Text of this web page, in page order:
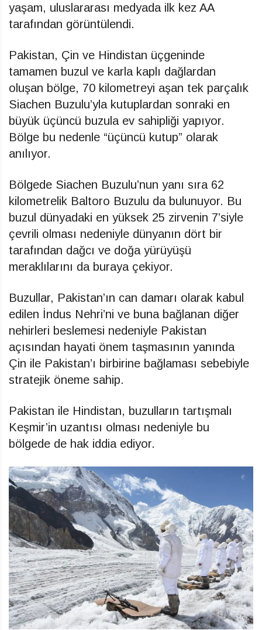
yaşam, uluslararası medyada ilk kez AA
tarafından görüntülendi.
Pakistan, Çin ve Hindistan üçgeninde
tamamen buzul ve karla kaplı dağlardan
oluşan bölge, 70 kilometreyi aşan tek parçalık
Siachen Buzulu’yla kutuplardan sonraki en
büyük üçüncü buzula ev sahipliği yapıyor.
Bölge bu nedenle “üçüncü kutup” olarak
anılıyor.
Bölgede Siachen Buzulu’nun yanı sıra 62
kilometrelik Baltoro Buzulu da bulunuyor. Bu
buzul dünyadaki en yüksek 25 zirvenin 7’siyle
çevrili olması nedeniyle dünyanın dört bir
tarafından dağcı ve doğa yürüyüşü
meraklılarını da buraya çekiyor.
Buzullar, Pakistan’ın can damarı olarak kabul
edilen İndus Nehri’ni ve buna bağlanan diğer
nehirleri beslemesi nedeniyle Pakistan
açısından hayati önem taşmasının yanında
Çin ile Pakistan’ı birbirine bağlaması sebebiyle
stratejik öneme sahip.
Pakistan ile Hindistan, buzulların tartışmalı
Keşmir’in uzantısı olması nedeniyle bu
bölgede de hak iddia ediyor.